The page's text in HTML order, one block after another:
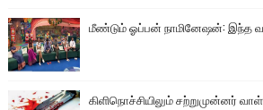
மீண்டும் ஓப்பன் நாமினேஷன்: இந்த
கிளிநொச்சியிலும் சற்றுமுன்னர்